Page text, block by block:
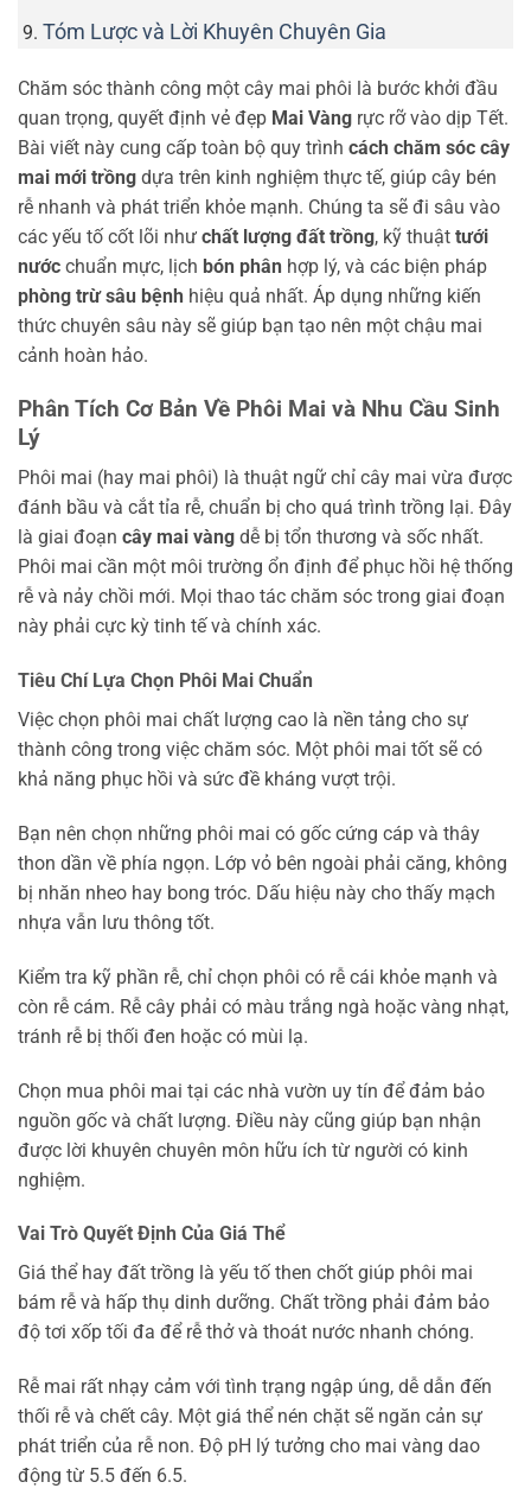
Tóm Lược và Lời Khuyên Chuyên Gia
Chăm sóc thành công một cây mai phôi là bước khởi đầu
quan trọng, quyết định vẻ đẹp Mai Vàng rực rỡ vào dịp Tết.
Bài viết này cung cấp toàn bộ quy trình cách chăm sóc cây
mai mới trồng dựa trên kinh nghiệm thực tế, giúp cây bén
rễ nhanh và phát triển khỏe mạnh. Chúng ta sẽ đi sâu vào
các yếu tố cốt lõi như chất lượng đất trồng, kỹ thuật tưới
nước chuẩn mực, lịch bón phân hợp lý, và các biện pháp
phòng trừ sâu bệnh hiệu quả nhất. Áp dụng những kiến
thức chuyên sâu này sẽ giúp bạn tạo nên một chậu mai
cảnh hoàn hảo.
Phân Tích Cơ Bản Về Phôi Mai và Nhu Cầu Sinh
Lý
Phôi mai (hay mai phôi) là thuật ngữ chỉ cây mai vừa được
đánh bầu và cắt tỉa rễ, chuẩn bị cho quá trình trồng lại. Đây
là giai đoạn cây mai vàng dễ bị tổn thương và sốc nhất.
Phôi mai cần một môi trường ổn định để phục hồi hệ thống
rễ và nảy chồi mới. Mọi thao tác chăm sóc trong giai đoạn
này phải cực kỳ tinh tế và chính xác.
Tiêu Chí Lựa Chọn Phôi Mai Chuẩn
Việc chọn phôi mai chất lượng cao là nền tảng cho sự
thành công trong việc chăm sóc. Một phôi mai tốt sẽ có
khả năng phục hồi và sức đề kháng vượt trội.
Bạn nên chọn những phôi mai có gốc cứng cáp và thây
thon dần về phía ngọn. Lớp vỏ bên ngoài phải căng, không
bị nhăn nheo hay bong tróc. Dấu hiệu này cho thấy mạch
nhựa vẫn lưu thông tốt.
Kiểm tra kỹ phần rễ, chỉ chọn phôi có rễ cái khỏe mạnh và
còn rễ cám. Rễ cây phải có màu trắng ngà hoặc vàng nhạt,
tránh rễ bị thối đen hoặc có mùi lạ.
Chọn mua phôi mai tại các nhà vườn uy tín để đảm bảo
nguồn gốc và chất lượng. Điều này cũng giúp bạn nhận
được lời khuyên chuyên môn hữu ích từ người có kinh
nghiệm.
Vai Trò Quyết Định Của Giá Thể
Giá thể hay đất trồng là yếu tố then chốt giúp phôi mai
bám rễ và hấp thụ dinh dưỡng. Chất trồng phải đảm bảo
độ tơi xốp tối đa để rễ thở và thoát nước nhanh chóng.
Rễ mai rất nhạy cảm với tình trạng ngập úng, dễ dẫn đến
thối rễ và chết cây. Một giá thể nén chặt sẽ ngăn cản sự
phát triển của rễ non. Độ pH lý tưởng cho mai vàng dao
động từ 5.5 đến 6.5.